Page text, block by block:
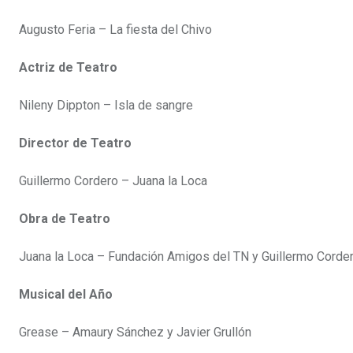
Augusto Feria – La fiesta del Chivo
Actriz de Teatro
Nileny Dippton – Isla de sangre
Director de Teatro
Guillermo Cordero – Juana la Loca
Obra de Teatro
Juana la Loca – Fundación Amigos del TN y Guillermo
Musical del Año
Grease – Amaury Sánchez y Javier Grullón